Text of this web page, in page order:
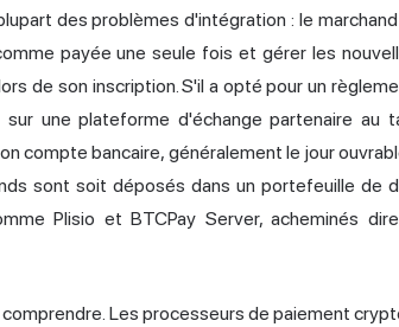
des problèmes d'intégration : le
payée une seule fois et gérer les
de son inscription. S'il a opté pour un
une plateforme d'échange partenaire au
compte bancaire, généralement le jour
sont soit déposés dans un portefeuille de
Plisio et BTCPay Server, acheminés
Les processeurs de paiement